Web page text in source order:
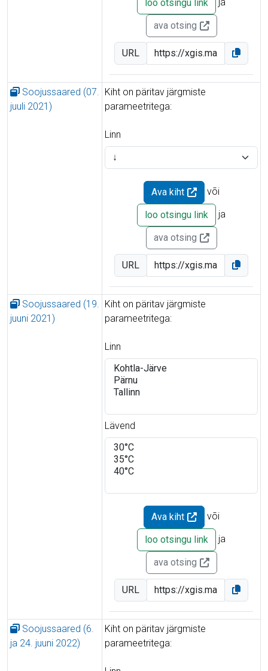
loo otsingu link
ava otsing
URL
Soojussaared (07.
juuli 2021)
Kiht on päritav järgmiste
parameetritega:
Linn
Ava kiht või
loo otsingu link ja
ava otsing
URL
Soojussaared (19.
juuni 2021)
Kiht on päritav järgmiste
parameetritega:
Linn
Lävend
Ava kiht või
loo otsingu link ja
ava otsing
URL
Soojussaared (6.
ja 24. juuni 2022)
Kiht on päritav järgmiste
parameetritega: